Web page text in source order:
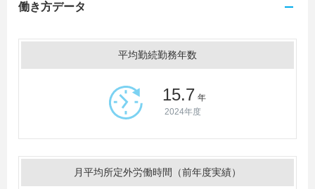
働き方データ
平均勤続勤務年数
15.7 年
2024年度
月平均所定外労働時間（前年度実績）